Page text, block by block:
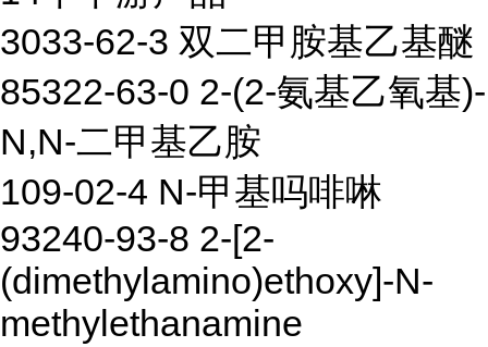
3033-62-3 双二甲胺基乙基醚
85322-63-0 2-(2-氨基乙氧基)-
N,N-二甲基乙胺
109-02-4 N-甲基吗啡啉
93240-93-8 2-[2-
(dimethylamino)ethoxy]-N-
methylethanamine